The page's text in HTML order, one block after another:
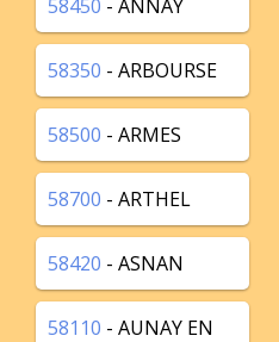
58450 - ANNAY
58350 - ARBOURSE
58500 - ARMES
58700 - ARTHEL
58420 - ASNAN
58110 - AUNAY EN